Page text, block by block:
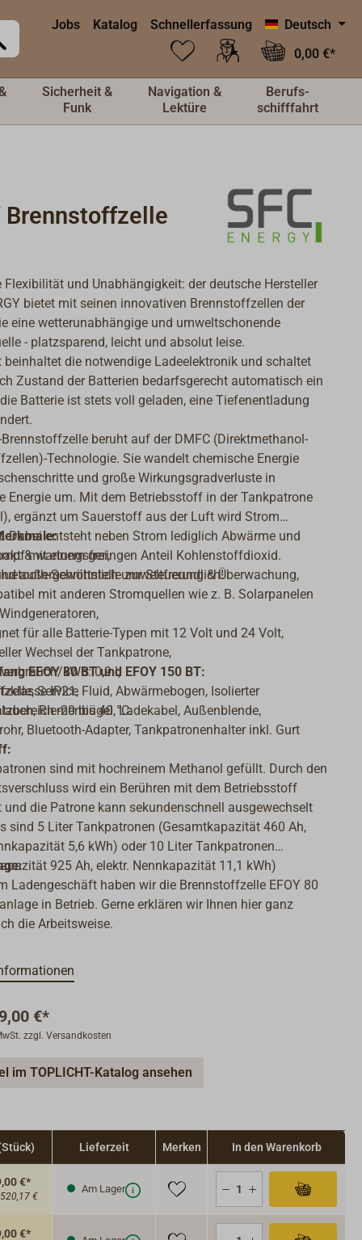
Jobs Katalog Schnellerfassung
Deutsch
0,00 €*
Sicherheit &
Funk
Navigation &
Lektüre
Berufs-
schifffahrt
Brennstoffzelle
Flexibilität und Unabhängigkeit: der deutsche Hersteller
bietet mit seinen innovativen Brennstoffzellen der
eine wetterunabhängige und umweltschonende
- platzsparend, leicht und absolut leise.
beinhaltet die notwendige Ladeelektronik und schaltet
Zustand der Batterien bedarfsgerecht automatisch ein
Batterie ist stets voll geladen, eine Tiefenentladung
Brennstoffzelle beruht auf der DMFC (Direktmethanol-
Technologie. Sie wandelt chemische Energie
und große Wirkungsgradverluste in
Energie um. Mit dem Betriebsstoff in der Tankpatrone
ergänzt um Sauerstoff aus der Luft wird Strom
Dabei entsteht neben Strom lediglich Abwärme und
mit einem geringen Anteil Kohlenstoffdioxid.
außergewöhnlich umweltfreundlich!
& wartungsfrei,
Schnittstelle zur Steuerung & Überwachung,
mit anderen Stromquellen wie z. B. Solarpanelen
für alle Batterie-Typen mit 12 Volt und 24 Volt,
Wechsel der Tankpatrone,
kWh: 0,9 l,
IP21,
-20 bis 40 °C.
EFOY 80 BT und EFOY 150 BT:
Service Fluid, Abwärmebogen, Isolierter
Riemenbügel, Ladekabel, Außenblende,
Bluetooth-Adapter, Tankpatronenhalter inkl. Gurt
sind mit hochreinem Methanol gefüllt. Durch den
wird ein Berühren mit dem Betriebsstoff
und die Patrone kann sekundenschnell ausgewechselt
sind 5 Liter Tankpatronen (Gesamtkapazität 460 Ah,
5,6 kWh) oder 10 Liter Tankpatronen
925 Ah, elektr. Nennkapazität 11,1 kWh)
Ladengeschäft haben wir die Brennstoffzelle EFOY 80
in Betrieb. Gerne erklären wir Ihnen hier ganz
die Arbeitsweise.
€*
zzgl. Versandkosten
im TOPLICHT-Katalog ansehen
Lieferzeit Merken In den Warenkorb
€*
€
Am Lager
€*